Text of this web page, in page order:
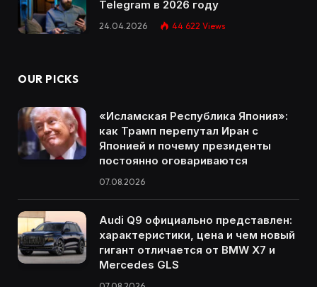
Telegram в 2026 году
24.04.2026 44 622 Views
OUR PICKS
«Исламская Республика Япония»:
как Трамп перепутал Иран с
Японией и почему президенты
постоянно оговариваются
07.08.2026
Audi Q9 официально представлен:
характеристики, цена и чем новый
гигант отличается от BMW X7 и
Mercedes GLS